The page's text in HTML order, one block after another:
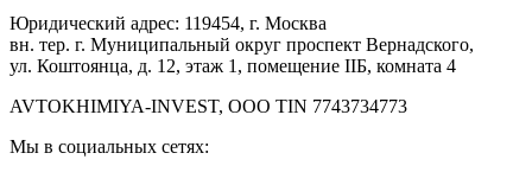
Юридический адрес: 119454, г. Москва
вн. тер. г. Муниципальный округ проспект Вернадского,
ул. Коштоянца, д. 12, этаж 1, помещение IIБ, комната 4
AVTOKHIMIYA-INVEST, OOO TIN 7743734773
Мы в социальных сетях: